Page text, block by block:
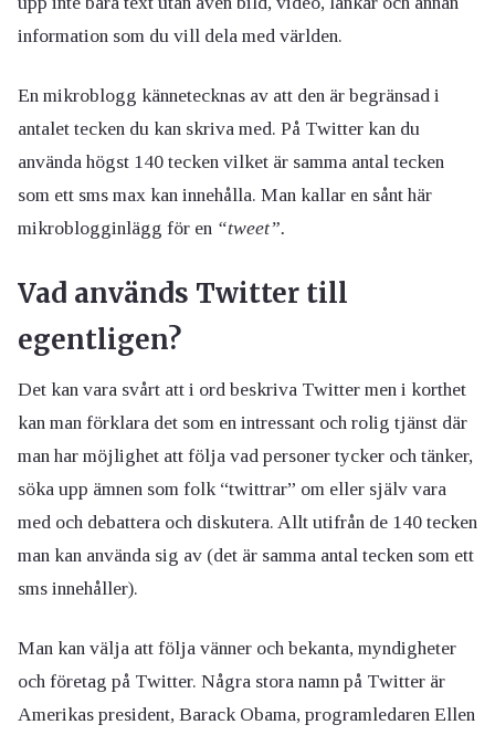
information som du vill dela med världen.
En mikroblogg kännetecknas av att den är begränsad i
antalet tecken du kan skriva med. På Twitter kan du
använda högst 140 tecken vilket är samma antal tecken
som ett sms max kan innehålla. Man kallar en sånt här
mikroblogginlägg för en “tweet”.
Vad används Twitter till
egentligen?
Det kan vara svårt att i ord beskriva Twitter men i korthet
kan man förklara det som en intressant och rolig tjänst där
man har möjlighet att följa vad personer tycker och tänker,
söka upp ämnen som folk “twittrar” om eller själv vara
med och debattera och diskutera. Allt utifrån de 140 tecken
man kan använda sig av (det är samma antal tecken som ett
sms innehåller).
Man kan välja att följa vänner och bekanta, myndigheter
och företag på Twitter. Några stora namn på Twitter är
Amerikas president, Barack Obama, programledaren Ellen